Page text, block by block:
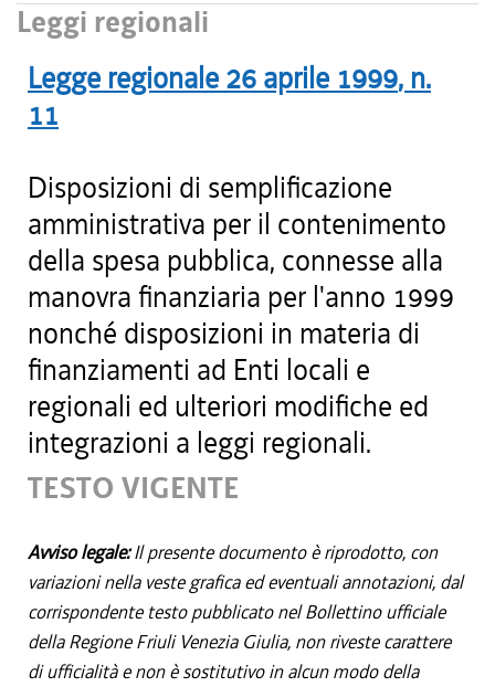
Leggi regionali
Legge regionale 26 aprile 1999, n.
11
Disposizioni di semplificazione
amministrativa per il contenimento
della spesa pubblica, connesse alla
manovra finanziaria per l'anno 1999
nonché disposizioni in materia di
finanziamenti ad Enti locali e
regionali ed ulteriori modifiche ed
integrazioni a leggi regionali.
TESTO VIGENTE
Avviso legale:Il presente documento è riprodotto, con
variazioni nella veste grafica ed eventuali annotazioni, dal
corrispondente testo pubblicato nel Bollettino ufficiale
della Regione Friuli Venezia Giulia, non riveste carattere
di ufficialità e non è sostitutivo in alcun modo della